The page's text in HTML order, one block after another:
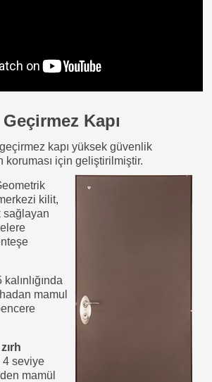
Kapı
kapı yüksek güvenlik
koruması için geliştirilmiştir.
kilit,
sağlayan
kalınlığında
mamul
4 seviye
mamül